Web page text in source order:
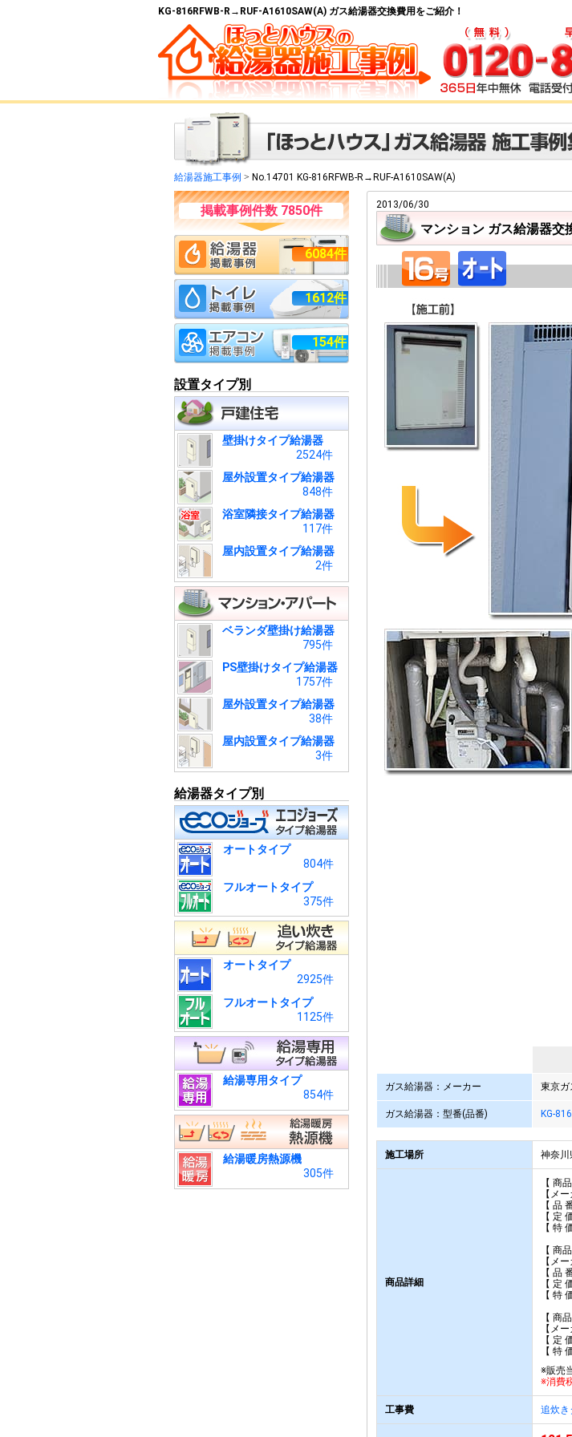
KG-816RFWB-R→RUF-A1610SAW(A) ガス給湯器交換費用をご紹介！
給湯器施工事例 > No.14701 KG-816RFWB-R→RUF-A1610SAW(A)
掲載事例件数 7850件
6084件
1612件
154件
設置タイプ別
壁掛けタイプ給湯器
2524件
屋外設置タイプ給湯器
848件
浴室隣接タイプ給湯器
117件
屋内設置タイプ給湯器
2件
ベランダ壁掛け給湯器
795件
PS壁掛けタイプ給湯器
1757件
屋外設置タイプ給湯器
38件
屋内設置タイプ給湯器
3件
給湯器タイプ別
オートタイプ
804件
フルオートタイプ
375件
オートタイプ
2925件
フルオートタイプ
1125件
給湯専用タイプ
854件
給湯暖房熱源機
305件
2013/06/30
マンション ガス給湯器交
ガス給湯器：メーカー 東京ガ
ガス給湯器：型番(品番) KG-
施工場所 神奈川
商品詳細
【 商
【メ
【 品
【 定
【 特
【 商
【メ
【 品
【 定
【 特
【 商
【メ
【 定
【 特
※販売
※消費
工事費 追炊き